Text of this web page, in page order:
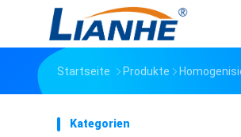
Startseite Produkte
Kategorien